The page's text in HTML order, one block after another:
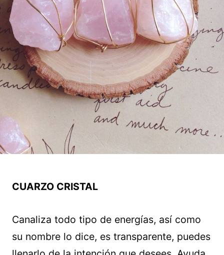
CUARZO CRISTAL
Canaliza todo tipo de energías, así como
su nombre lo dice, es transparente, puedes